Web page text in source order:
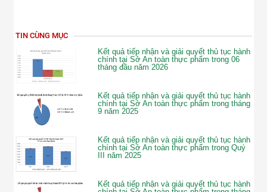
TIN CÙNG MỤC
Kết quả tiếp nhận và giải quyết thủ tục hành
chính tại Sở An toàn thực phẩm trong 06
tháng đầu năm 2026
Kết quả tiếp nhận và giải quyết thủ tục hành
chính tại Sở An toàn thực phẩm trong tháng
9 năm 2025
Kết quả tiếp nhận và giải quyết thủ tục hành
chính tại Sở An toàn thực phẩm trong Quý
III năm 2025
Kết quả tiếp nhận và giải quyết thủ tục hành